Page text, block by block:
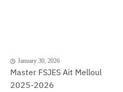
January 30, 2026
Master FSJES Ait Melloul
2025-2026